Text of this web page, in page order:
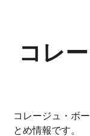
コレ
コレージュ・ボ
とめ情報です。